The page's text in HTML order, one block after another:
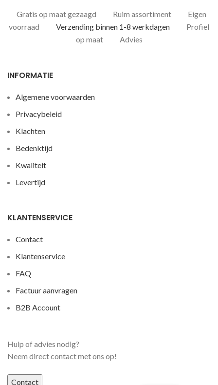
Gratis op maat gezaagd Ruim assortiment
Eigen
voorraad
Verzending binnen 1-8 werkdagen
Profiel
op maat
Advies
INFORMATIE
Algemene voorwaarden
Privacybeleid
Klachten
Bedenktijd
Kwaliteit
Levertijd
KLANTENSERVICE
Contact
Klantenservice
FAQ
Factuur aanvragen
B2B Account
Hulp of advies nodig?
Neem direct contact met ons op!
Contact